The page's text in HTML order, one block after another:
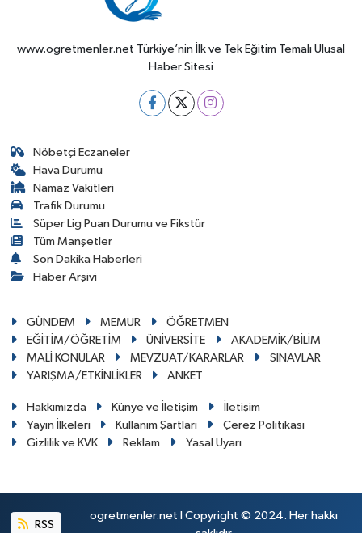
www.ogretmenler.net Türkiye’nin İlk ve Tek Eğitim Temalı Ulusal
Haber Sitesi
Nöbetçi Eczaneler
Hava Durumu
Namaz Vakitleri
Trafik Durumu
Süper Lig Puan Durumu ve Fikstür
Tüm Manşetler
Son Dakika Haberleri
Haber Arşivi
GÜNDEM MEMUR
ÖĞRETMEN
EĞİTİM/ÖĞRETİM
ÜNİVERSİTE
AKADEMİK/BİLİM
MALİ KONULAR
MEVZUAT/KARARLAR
SINAVLAR
YARIŞMA/ETKİNLİKLER
ANKET
Hakkımızda Künye ve İletişim
İletişim
Yayın İlkeleri
Kullanım Şartları
Çerez Politikası
Gizlilik ve KVK
Reklam Yasal Uyarı
RSS
ogretmenler.net I Copyright © 2024. Her hakkı